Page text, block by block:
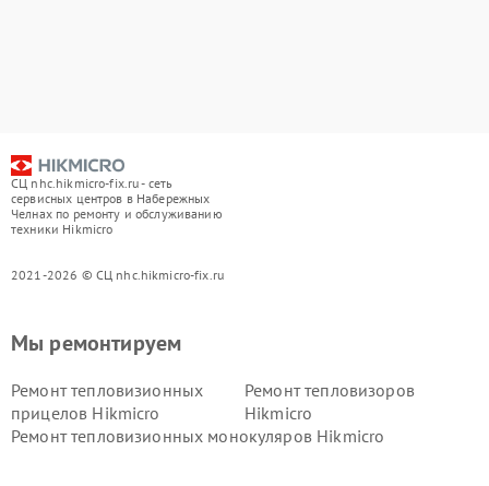
СЦ nhc.hikmicro-fix.ru - сеть
сервисных центров в Набережных
Челнах по ремонту и обслуживанию
техники Hikmicro
2021-2026 © СЦ nhc.hikmicro-fix.ru
Мы ремонтируем
Ремонт тепловизионных
прицелов Hikmicro
Ремонт тепловизоров
Hikmicro
Ремонт тепловизионных монокуляров Hikmicro